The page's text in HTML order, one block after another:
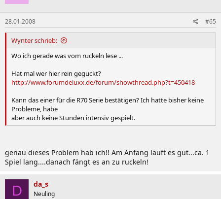
Das Samsung R70 im Test:
Samsung R70 Devin bei notebookjournal.de
Test eines Vorseriengerätes bei netzwelt.de
Samsung R70 Devin bei pcwelt.de
Benchmarks:
Despina:
3DMark03 = ca.9425 Punkte
3DMark01SE = ca.21012 Punkte
Devin:
3DMark06 = ca.2750 Punkte
28.01.2008 #65
Wynter schrieb:
Wo ich gerade was vom ruckeln lese ...
Hat mal wer hier rein geguckt?
http://www.forumdeluxx.de/forum/showthread.php?t=450418
Kann das einer für die R70 Serie bestätigen? Ich hatte bisher keine
Probleme, habe
aber auch keine Stunden intensiv gespielt.
genau dieses Problem hab ich!! Am Anfang läuft es gut...ca. 1
Spiel lang....danach fängt es an zu ruckeln!
D da_s
Neuling